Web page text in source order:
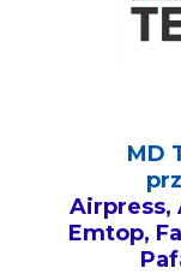
MD
Airpress,
Emtop,